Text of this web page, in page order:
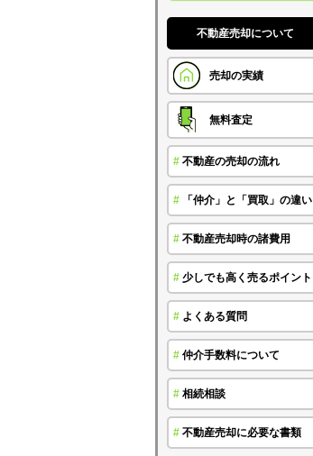
不動産売却について
売却の実績
無料査定
# 不動産の売却の流れ
# 「仲介」と「買取」の違い
# 不動産売却時の諸費用
# 少しでも高く売るポイント
# よくある質問
# 仲介手数料について
# 相続相談
# 不動産売却に必要な書類